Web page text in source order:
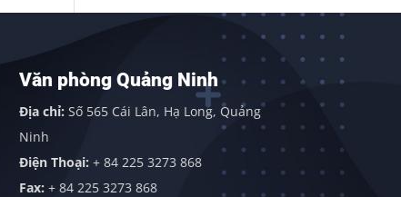
Văn phòng Quảng Ninh
Địa chỉ: Số 565 Cái Lân, Hạ Long, Quảng
Ninh
Điện Thoại:+ 84 225 3273 868
Fax:+ 84 225 3273 868
Văn
Sơn)
Địa chỉ:
Sơn,